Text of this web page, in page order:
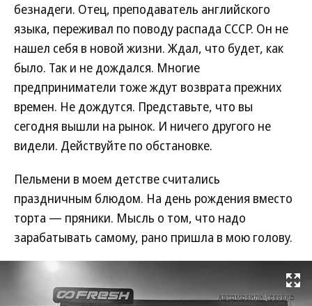
безнадеги. Отец, преподаватель английского
языка, переживал по поводу распада СССР. Он не
нашел себя в новой жизни. Ждал, что будет, как
было. Так и не дождался. Многие
предприниматели тоже ждут возврата прежних
времен. Не дождутся. Представьте, что вы
сегодня вышли на рынок. И ничего другого не
видели. Действуйте по обстановке.
Пельмени в моем детстве считались
праздничным блюдом. На день рождения вместо
торта — пряники. Мысль о том, что надо
зарабатывать самому, рано пришла в мою голову.
Развернуть